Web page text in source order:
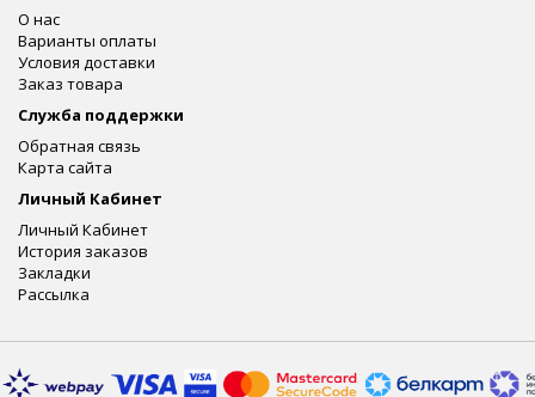
О нас
Варианты оплаты
Условия доставки
Заказ товара
Служба поддержки
Обратная связь
Карта сайта
Личный Кабинет
Личный Кабинет
История заказов
Закладки
Рассылка